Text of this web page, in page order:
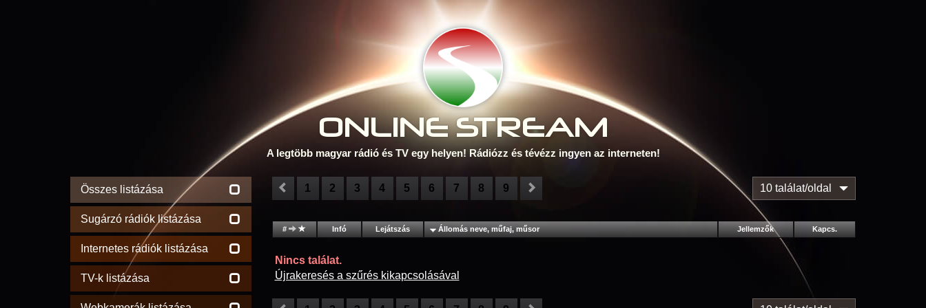
ONLINE STREAM
A legtöbb magyar rádió és TV egy helyen! Rádiózz és tévézz ingyen az interneten!
Összes listázása
Sugárzó rádiók listázása
Internetes rádiók listázása
TV-k listázása
1 2 3 4 5 6 7 8 9 10 találat/oldal
# Infó Lejátszás Állomás neve, műfaj, műsor Jellemzők Kapcs.
Nincs találat.
Újrakeresés a szűrés kikapcsolásával